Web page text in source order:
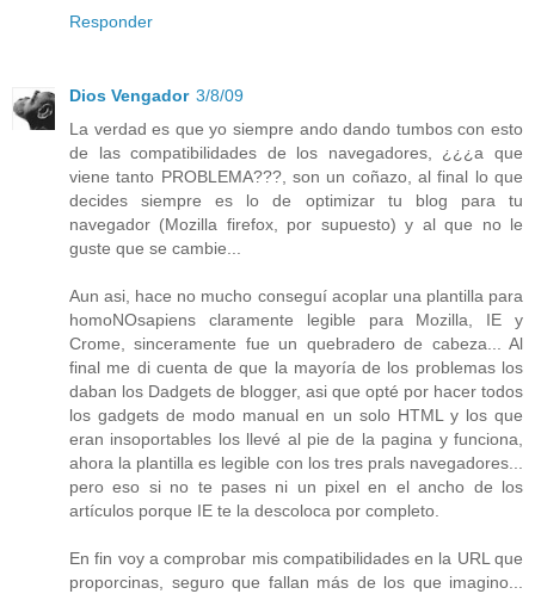
Responder
Dios Vengador 3/8/09
La verdad es que yo siempre ando dando tumbos con esto
de las compatibilidades de los navegadores, ¿¿¿a que
viene tanto PROBLEMA???, son un coñazo, al final lo que
decides siempre es lo de optimizar tu blog para tu
navegador (Mozilla firefox, por supuesto) y al que no le
guste que se cambie...
Aun asi, hace no mucho conseguí acoplar una plantilla para
homoNOsapiens claramente legible para Mozilla, IE y
Crome, sinceramente fue un quebradero de cabeza... Al
final me di cuenta de que la mayoría de los problemas los
daban los Dadgets de blogger, asi que opté por hacer todos
los gadgets de modo manual en un solo HTML y los que
eran insoportables los llevé al pie de la pagina y funciona,
ahora la plantilla es legible con los tres prals navegadores...
pero eso si no te pases ni un pixel en el ancho de los
artículos porque IE te la descoloca por completo.
En fin voy a comprobar mis compatibilidades en la URL que
proporcinas, seguro que fallan más de los que imagino...